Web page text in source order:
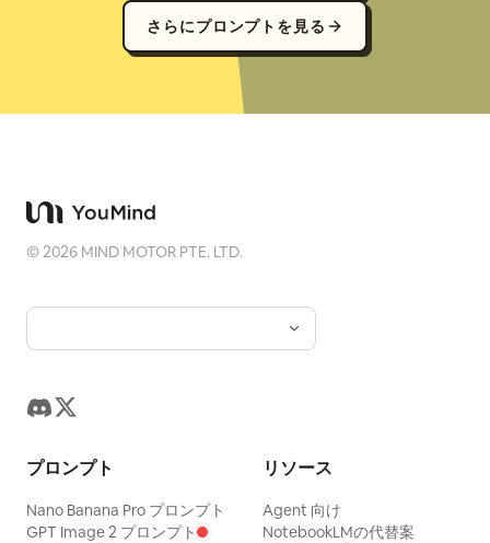
さらにプロンプトを見る
©2026 MIND MOTOR PTE. LTD.
プロンプト
Nano Banana Pro プロンプト
GPT Image 2 プロンプト
リソース
Agent 向け
NotebookLMの代替案